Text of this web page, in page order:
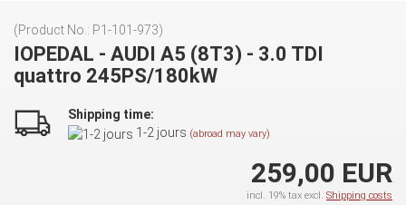
(Product No.: P1-101-973)
IOPEDAL - AUDI A5 (8T3) - 3.0 TDI
quattro 245PS/180kW
Shipping time:
1-2 jours (abroad may vary)
259,00 EUR
incl. 19% tax excl. Shipping costs